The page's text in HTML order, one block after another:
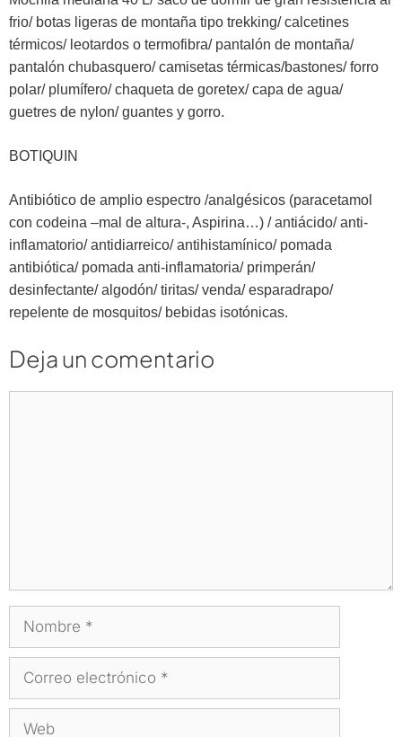
frio/ botas ligeras de montaña tipo trekking/ calcetines
térmicos/ leotardos o termofibra/ pantalón de montaña/
pantalón chubasquero/ camisetas térmicas/bastones/ forro
polar/ plumífero/ chaqueta de goretex/ capa de agua/
guetres de nylon/ guantes y gorro.
BOTIQUIN
Antibiótico de amplio espectro /analgésicos (paracetamol
con codeina –mal de altura-, Aspirina…) / antiácido/ anti-
inflamatorio/ antidiarreico/ antihistamínico/ pomada
antibiótica/ pomada anti-inflamatoria/ primperán/
desinfectante/ algodón/ tiritas/ venda/ esparadrapo/
repelente de mosquitos/ bebidas isotónicas.
Deja un comentario